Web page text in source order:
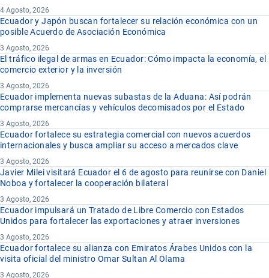
4 Agosto, 2026
Ecuador y Japón buscan fortalecer su relación económica con un
posible Acuerdo de Asociación Económica
3 Agosto, 2026
El tráfico ilegal de armas en Ecuador: Cómo impacta la economía, el
comercio exterior y la inversión
3 Agosto, 2026
Ecuador implementa nuevas subastas de la Aduana: Así podrán
comprarse mercancías y vehículos decomisados por el Estado
3 Agosto, 2026
Ecuador fortalece su estrategia comercial con nuevos acuerdos
internacionales y busca ampliar su acceso a mercados clave
3 Agosto, 2026
Javier Milei visitará Ecuador el 6 de agosto para reunirse con Daniel
Noboa y fortalecer la cooperación bilateral
3 Agosto, 2026
Ecuador impulsará un Tratado de Libre Comercio con Estados
Unidos para fortalecer las exportaciones y atraer inversiones
3 Agosto, 2026
Ecuador fortalece su alianza con Emiratos Árabes Unidos con la
visita oficial del ministro Omar Sultan Al Olama
3 Agosto, 2026